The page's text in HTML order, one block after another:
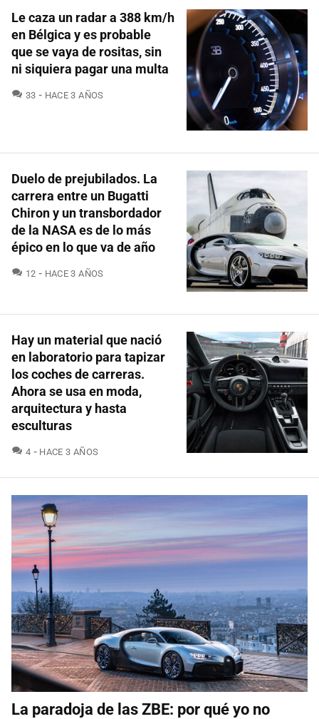
Le caza un radar a 388 km/h
en Bélgica y es probable
que se vaya de rositas, sin
ni siquiera pagar una multa
33 COMENTARIOS
HACE 3 AÑOS
Duelo de prejubilados. La
carrera entre un Bugatti
Chiron y un transbordador
de la NASA es de lo más
épico en lo que va de año
12 COMENTARIOS
HACE 3 AÑOS
Hay un material que nació
en laboratorio para tapizar
los coches de carreras.
Ahora se usa en moda,
arquitectura y hasta
esculturas
4 COMENTARIOS
HACE 3 AÑOS
La paradoja de las ZBE: por qué yo no